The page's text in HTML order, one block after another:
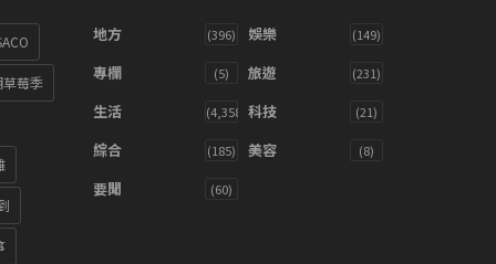
草莓季
地方 (396) 娛樂 (149)
專欄 (5) 旅遊 (231)
生活 (4,358) 科技 (21)
綜合 (185) 美容 (8)
要聞 (60)